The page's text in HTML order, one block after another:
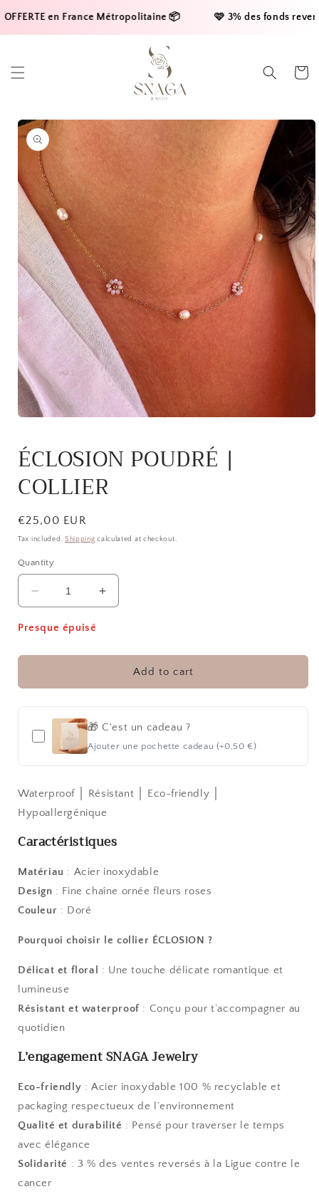
en France Métropolitaine 📦
🩷 3% des fonds
content
Cart
Skip to
product
information
in
modal
ÉCLOSION POUDRÉ |
COLLIER
Regular
price
€25,00 EUR
Tax included. Shipping calculated at checkout.
Quantity
Decrease
quantity
for
POUDRÉ
COLLIER
Increase
quantity
POUDRÉ
COLLIER
Presque épuisé
Add to cart
🎁 C'est un cadeau ?
Ajouter une pochette cadeau (+0,50 €)
Waterproof │ Résistant │ Eco-friendly │
Hypoallergénique
Caractéristiques
Matériau : Acier inoxydable
Design : Fine chaîne ornée fleurs roses
Couleur : Doré
Pourquoi choisir le collier ÉCLOSION ?
Délicat et floral
: Une touche délicate romantique et
lumineuse
Résistant et waterproof : Conçu pour t’accompagner au
quotidien
L’engagement SNAGA Jewelry
Eco-friendly : Acier inoxydable 100 % recyclable et
packaging respectueux de l’environnement
Qualité et durabilité : Pensé pour traverser le temps
avec élégance
Solidarité : 3 % des ventes reversés à la Ligue contre le
cancer